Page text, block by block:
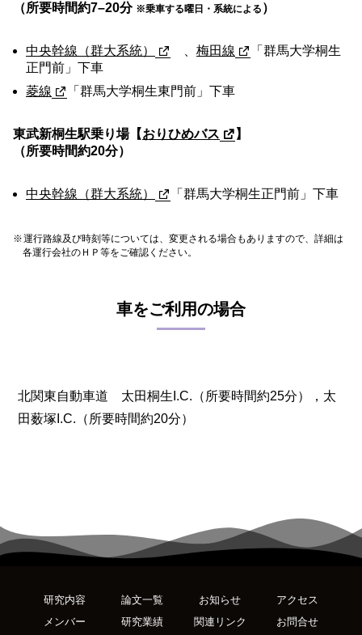
（所要時間約7–20分 ※乗車する曜日・系統による ）
中央幹線（群大系統） 梅田線
「群馬大学桐生
正門前」下車
菱線
「群馬大学桐生東門前」下車
東武新桐生駅乗り場【おりひめバス
】
（所要時間約20分）
中央幹線（群大系統） 「群馬大学桐生正門前」下車
運行路線及び時刻等については、変更される場合もありますので、詳細は
各運行会社のＨＰ等をご確認ください。
車をご利用の場合
北関東自動車道 太田桐生I.C.（所要時間約25分），太
田薮塚I.C.（所要時間約20分）
研究内容
メンバー
論文一覧
研究業績
お知らせ
関連リンク
アクセス
お問合せ